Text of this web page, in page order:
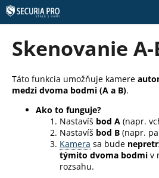
Prejsť
na
obsah
Skenovanie A-
Táto funkcia umožňuje kamere
medzi dvoma bodmi (A a B).
Ako to funguje?
Nastavíš bod A (napr.
Nastavíš bod B (napr.
Kamera sa bude
týmito dvoma bodmi v
rozsahu.
K
o
o
p